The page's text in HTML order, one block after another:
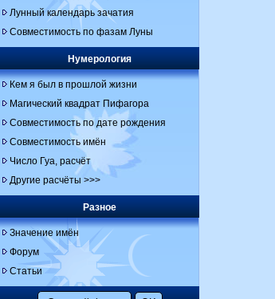
Лунный календарь зачатия
Совместимость по фазам Луны
Нумерология
Кем я был в прошлой жизни
Магический квадрат Пифагора
Совместимость по дате рождения
Совместимость имён
Число Гуа, расчёт
Другие расчёты >>>
Разное
Значение имён
Форум
Статьи